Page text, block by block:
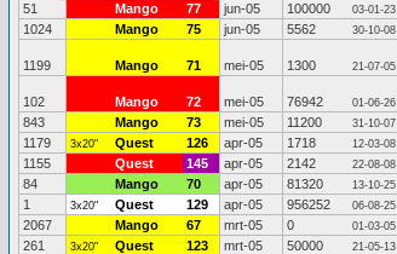
51
Mango 77 jun-05 100000 03-01-23
1024
Mango 75 jun-05 5562 30-10-08
1199 Mango 71 mei-05 1300 21-07-05
102 Mango 72 mei-05 76942 01-06-26
843
Mango 73 mei-05 11200 31-10-07
1179
3x20" Quest 126 apr-05 1718 12-03-08
1155
Quest 145 apr-05 2142 22-08-08
84
Mango 70 apr-05 81320 13-10-25
1
3x20" Quest 129 apr-05 956252 06-08-25
2067
Mango 67 mrt-05 0 01-03-05
261
3x20" Quest 123 mrt-05 50000 21-05-13